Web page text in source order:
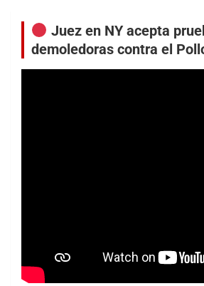
Juez en NY acepta
demoledoras contra el